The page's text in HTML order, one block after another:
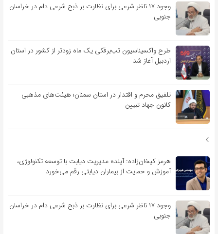
وجود ۱۷ ناظر شرعی برای نظارت بر ذبح شرعی دام در خراسان
جنوبی
طرح واکسیناسیون تب‌برفکی یک ماه زودتر از کشور در استان
اردبیل آغاز شد
تلفیق محرم و اقتدار در استان سمنان؛ هیئت‌های مذهبی
کانون جهاد تبیین
هرمز کیخان‌زاده: آینده مدیریت دیابت با توسعه تکنولوژی،
آموزش و حمایت از بیماران دیابتی رقم می‌خورد
وجود ۱۷ ناظر شرعی برای نظارت بر ذبح شرعی دام در خراسان
جنوبی